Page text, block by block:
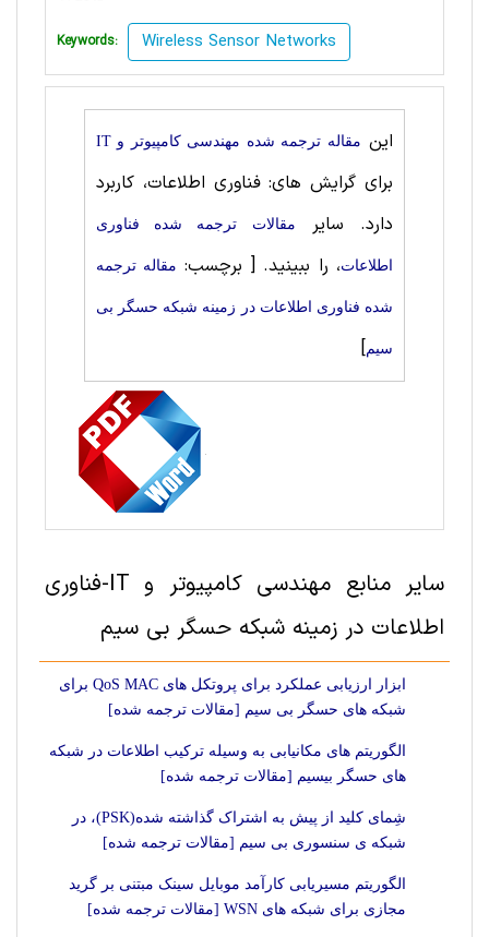
Keywords: Wireless Sensor Networks
این مقاله ترجمه شده مهندسی کامپیوتر و IT
برای گرایش های: فناوری اطلاعات، کاربرد
دارد. سایر
مقالات ترجمه شده فناوری
اطلاعات، را ببینید.[ برچسب: مقاله ترجمه
شده فناوری اطلاعات در زمینه شبکه حسگر بی
سیم]
سایر منابع مهندسی کامپیوتر و IT-فناوری
اطلاعات در زمینه شبکه حسگر بی سیم
ابزار ارزیابی عملکرد برای پروتکل های QoS MAC برای
شبکه های حسگر بی سیم [مقالات ترجمه شده]
الگوریتم های مکانیابی به وسیله ترکیب اطلاعات در شبکه
های حسگر بیسیم [مقالات ترجمه شده]
شِمای کلید از پیش به اشتراک گذاشته شده(PSK)، در
شبکه ی سنسوری بی سیم [مقالات ترجمه شده]
الگوریتم مسیریابی کارآمد موبایل سینک مبتنی بر گرید
مجازی برای شبکه های WSN [مقالات ترجمه شده]